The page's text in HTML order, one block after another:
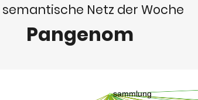
semantische Netz der Woche
Pangenom